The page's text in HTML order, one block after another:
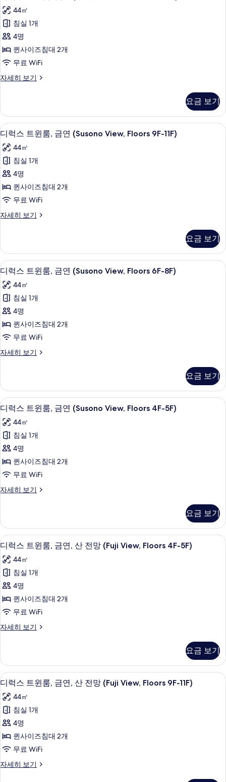
8F)
사
진
모
두
보
기
연
(Hakone
View,
6F-
8F)
자
세
히
럭
스
트
윈
룸,
금
연
Floors
9F-
11F)
사
진
모
두
보
기
44㎡
침실 1개
4명
퀸사이즈침대 2개
무료 WiFi
자세히 보기
디
윈
룸,
금
연
(Hakone
View,
9F-
11F)
자
세
히
요금 보기
디
럭
스
트
윈
룸,
금
연
Floors
9F-
11F)
사
진
모
두
보
기
고급 침구, 오리/거위털 이불, 메모리
14
디럭스 트윈룸, 금연 (Susono View, Floors 9F-11F)
44㎡
침실 1개
4명
퀸사이즈침대 2개
무료 WiFi
자세히 보기
디
윈
룸,
금
연
(Susono
View,
9F-
11F)
자
세
히
요금 보기
디
럭
스
트
윈
룸,
금
연
Floors
6F-
8F)
사
진
모
두
보
기
고급 침구, 오리/거위털 이불, 메모리
14
디럭스 트윈룸, 금연 (Susono View, Floors 6F-8F)
44㎡
침실 1개
4명
퀸사이즈침대 2개
무료 WiFi
자세히 보기
디
윈
룸,
금
연
(Susono
View,
6F-
8F)
자
세
히
요금 보기
디
럭
스
트
윈
룸,
금
연
Floors
4F-
5F)
사
진
모
두
보
기
고급 침구, 오리/거위털 이불, 메모리
14
디럭스 트윈룸, 금연 (Susono View, Floors 4F-5F)
44㎡
침실 1개
4명
퀸사이즈침대 2개
무료 WiFi
자세히 보기
디
윈
룸,
금
연
(Susono
View,
4F-
5F)
자
세
히
요금 보기
디
럭
스
트
윈
룸,
금
연,
전
망
(Fuji
View,
Floors
4F-
5F)
사
진
모
고급 침구, 오리/거위털 이불, 메모리
14
디럭스 트윈룸, 금연, 산 전망 (Fuji View, Floors 4F-5F)
44㎡
침실 1개
4명
퀸사이즈침대 2개
무료 WiFi
자세히 보기
디
윈
룸,
금
연,
산
전
(Fuji
View,
Floors
4F-
5F)
요금 보기
디
럭
스
트
윈
룸,
금
연,
고급 침구, 오리/거위털 이불, 메모리
15
디럭스 트윈룸, 금연, 산 전망 (Fuji View, Floors 9F-11F)
44㎡
침실 1개
4명
퀸사이즈침대 2개
무료 WiFi
자세히 보기
디